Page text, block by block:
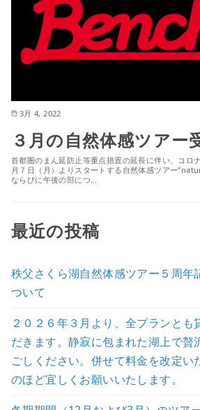
3月 4, 2022
３月の自然体感ツアー
首都圏のまん延防止等重点措置の延長に伴い、コロ
月７日（月）よりスタートする自然体感ツアー
ならびに午後の部につ…
最近の投稿
秩父さくら湖自然体感ツアー５周年
ついて
２０２６年３月より、全プランとも
だきます。静寂に包まれた湖上で贅
ごしください。併せて料金を改定い
のほど宜しくお願いいたします。